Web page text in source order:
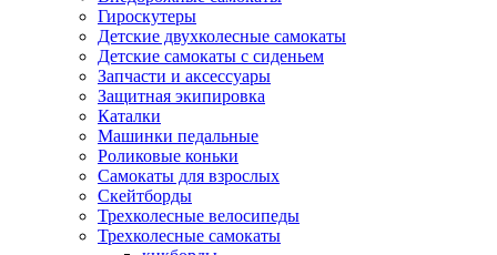
Гироскутеры
Детские двухколесные самокаты
Детские самокаты с сиденьем
Запчасти и аксессуары
Защитная экипировка
Каталки
Машинки педальные
Роликовые коньки
Самокаты для взрослых
Скейтборды
Трехколесные велосипеды
Трехколесные самокаты